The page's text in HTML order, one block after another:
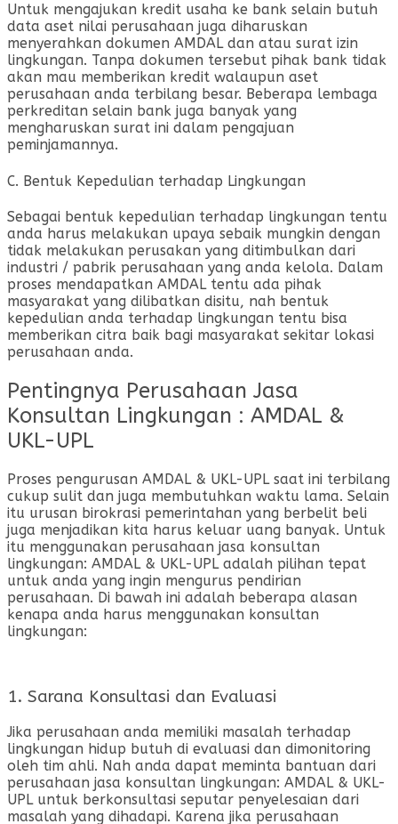
Untuk mengajukan kredit usaha ke bank selain butuh
data aset nilai perusahaan juga diharuskan
menyerahkan dokumen AMDAL dan atau surat izin
lingkungan. Tanpa dokumen tersebut pihak bank tidak
akan mau memberikan kredit walaupun aset
perusahaan anda terbilang besar. Beberapa lembaga
perkreditan selain bank juga banyak yang
mengharuskan surat ini dalam pengajuan
peminjamannya.
C. Bentuk Kepedulian terhadap Lingkungan
Sebagai bentuk kepedulian terhadap lingkungan tentu
anda harus melakukan upaya sebaik mungkin dengan
tidak melakukan perusakan yang ditimbulkan dari
industri / pabrik perusahaan yang anda kelola. Dalam
proses mendapatkan AMDAL tentu ada pihak
masyarakat yang dilibatkan disitu, nah bentuk
kepedulian anda terhadap lingkungan tentu bisa
memberikan citra baik bagi masyarakat sekitar lokasi
perusahaan anda.
Pentingnya Perusahaan Jasa
Konsultan Lingkungan : AMDAL &
UKL-UPL
Proses pengurusan AMDAL & UKL-UPL saat ini terbilang
cukup sulit dan juga membutuhkan waktu lama. Selain
itu urusan birokrasi pemerintahan yang berbelit beli
juga menjadikan kita harus keluar uang banyak. Untuk
itu menggunakan perusahaan jasa konsultan
lingkungan: AMDAL & UKL-UPL adalah pilihan tepat
untuk anda yang ingin mengurus pendirian
perusahaan. Di bawah ini adalah beberapa alasan
kenapa anda harus menggunakan konsultan
lingkungan:
1. Sarana Konsultasi dan Evaluasi
Jika perusahaan anda memiliki masalah terhadap
lingkungan hidup butuh di evaluasi dan dimonitoring
oleh tim ahli. Nah anda dapat meminta bantuan dari
perusahaan jasa konsultan lingkungan: AMDAL & UKL-
UPL untuk berkonsultasi seputar penyelesaian dari
masalah yang dihadapi. Karena jika perusahaan